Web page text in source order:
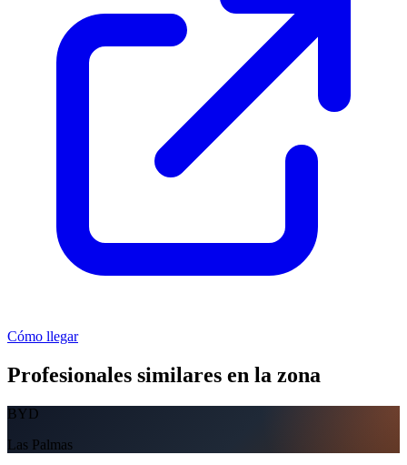
Cómo llegar
Profesionales similares en la zona
BYD
Las Palmas